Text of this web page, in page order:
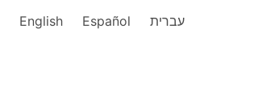
English Español עברית